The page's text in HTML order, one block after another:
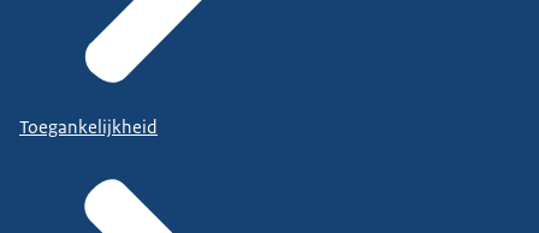
Toegankelijkheid